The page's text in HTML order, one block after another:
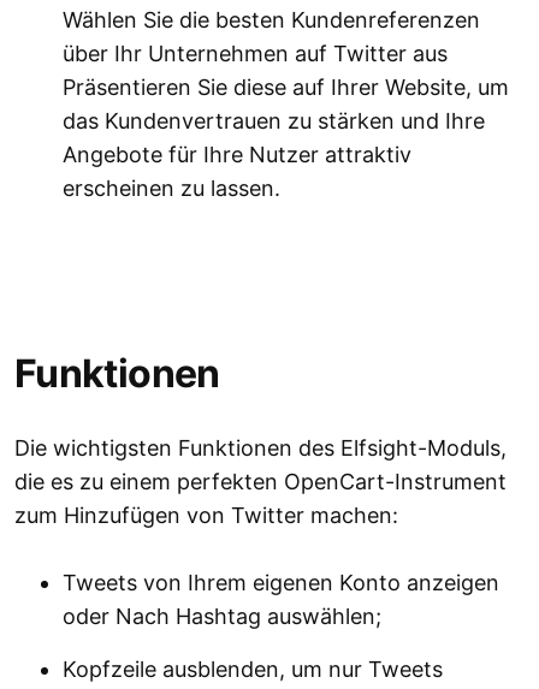
Wählen Sie die besten Kundenreferenzen
über Ihr Unternehmen auf Twitter aus
Präsentieren Sie diese auf Ihrer Website, um
das Kundenvertrauen zu stärken und Ihre
Angebote für Ihre Nutzer attraktiv
erscheinen zu lassen.
Funktionen
Die wichtigsten Funktionen des Elfsight-Moduls,
die es zu einem perfekten OpenCart-Instrument
zum Hinzufügen von Twitter machen:
Tweets von Ihrem eigenen Konto anzeigen
oder Nach Hashtag auswählen;
Kopfzeile ausblenden, um nur Tweets